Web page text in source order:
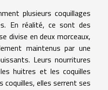
plusieurs coquillages
En réalité, ce sont des
divise en deux morceaux,
maintenus par une
Leurs nourritures
huitres et les coquilles
coquilles, elles serrent ses